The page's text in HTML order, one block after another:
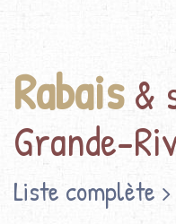
Rabais&
Grande-
Liste complète